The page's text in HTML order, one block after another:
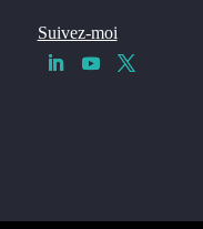
Suivez-moi